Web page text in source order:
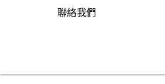
聯絡我們